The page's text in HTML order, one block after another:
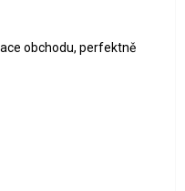
5 z 5 hvězdiček.
obchodu, perfektně
5 z 5 hvězdiček.